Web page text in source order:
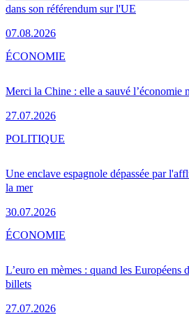
dans son référendum sur l'UE
07.08.2026
Merci la Chine : elle a sauvé l’économie
27.07.2026
ÉCONOMIE
Une enclave espagnole dépassée par
la mer
30.07.2026
POLITIQUE
L’euro en mèmes : quand les Européens
billets
27.07.2026
ÉCONOMIE